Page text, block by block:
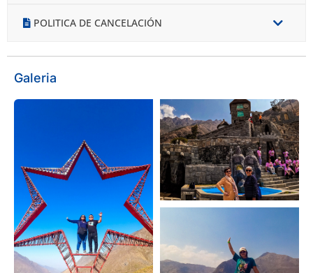
POLITICA DE CANCELACIÓN
Galeria